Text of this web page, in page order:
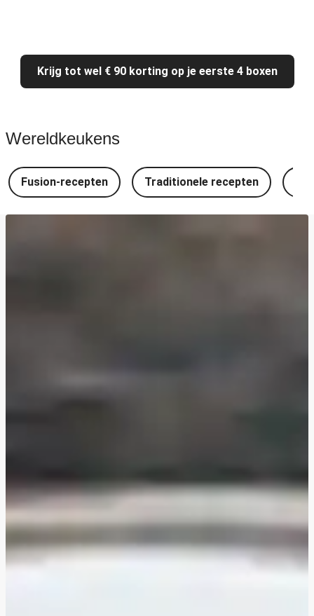
Krijg tot wel € 90 korting op je eerste 4 boxen
Wereldkeukens
Fusion-recepten Traditionele recepten